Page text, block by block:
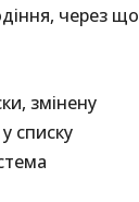
через що
змінену
списку